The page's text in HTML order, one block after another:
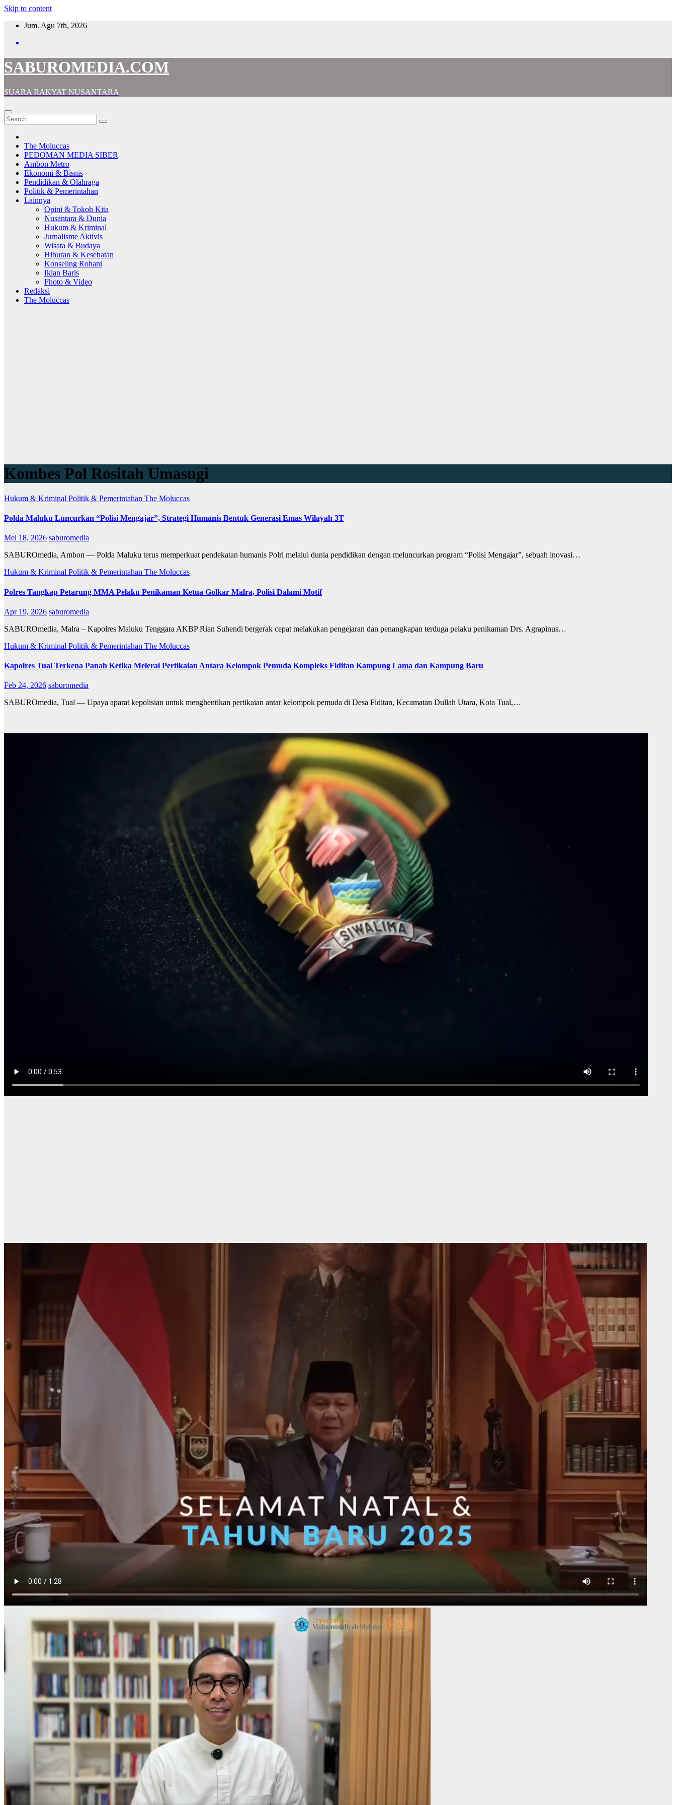
Skip to content
Jum. Agu 7th, 2026
SABUROMEDIA.COM
SUARA RAKYAT NUSANTARA
The Moluccas
PEDOMAN MEDIA SIBER
Ambon Metro
Ekonomi & Bisnis
Pendidikan & Olahraga
Politik & Pemerintahan
Lainnya
Opini & Tokoh Kita
Nusantara & Dunia
Hukum & Kriminal
Jurnalisme Aktivis
Wisata & Budaya
Hiburan & Kesehatan
Konseling Rohani
Iklan Baris
Fhoto & Video
Redaksi
The Moluccas
Kombes Pol Rositah Umasugi
Hukum & Kriminal Politik & Pemerintahan The Moluccas
Polda Maluku Luncurkan “Polisi Mengajar”, Strategi Humanis Bentuk Generasi Emas Wilayah 3T
Mei 18, 2026 saburomedia
SABUROmedia, Ambon — Polda Maluku terus memperkuat pendekatan humanis Polri melalui dunia pendidikan dengan meluncurkan program “Polisi Mengajar”, sebuah inovasi…
Hukum & Kriminal Politik & Pemerintahan The Moluccas
Polres Tangkap Petarung MMA Pelaku Penikaman Ketua Golkar Malra, Polisi Dalami Motif
Apr 19, 2026 saburomedia
SABUROmedia, Malra – Kapolres Maluku Tenggara AKBP Rian Suhendi bergerak cepat melakukan pengejaran dan penangkapan terduga pelaku penikaman Drs. Agrapinus…
Hukum & Kriminal Politik & Pemerintahan The Moluccas
Kapolres Tual Terkena Panah Ketika Melerai Pertikaian Antara Kelompok Pemuda Kompleks Fiditan Kampung Lama dan Kampung Baru
Feb 24, 2026 saburomedia
SABUROmedia, Tual — Upaya aparat kepolisian untuk menghentikan pertikaian antar kelompok pemuda di Desa Fiditan, Kecamatan Dullah Utara, Kota Tual,…